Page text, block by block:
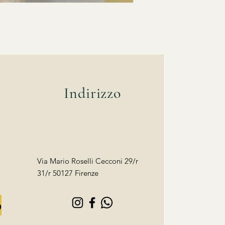
Indirizzo
Via Mario Roselli Cecconi 29/r
31/r 50127 Firenze